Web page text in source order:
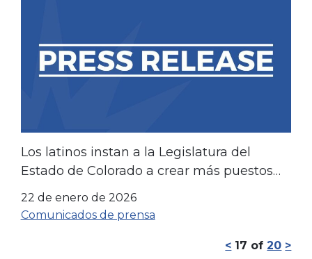
Los latinos instan a la Legislatura del
Estado de Colorado a crear más puestos
de trabajo, reducir los impuestos y
fortalecer las comunidades.
22 de enero de 2026
Comunicados de prensa
< 17 of 20 >